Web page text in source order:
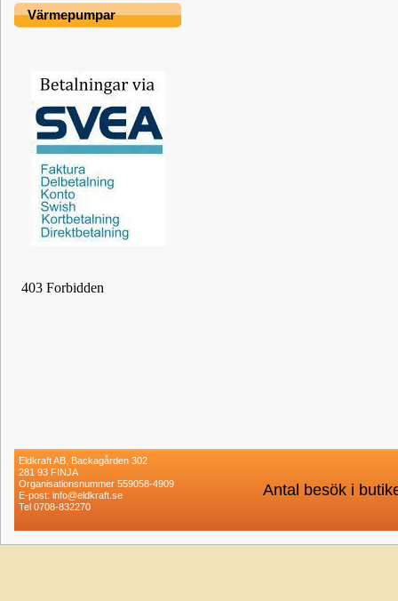
Värmepumpar
Eldkraft AB, Backagården 302
281 93 FINJA
Organisationsnummer 559058-4909
E-post: info@eldkraft.se
Tel 0708-832270
Antal besök i